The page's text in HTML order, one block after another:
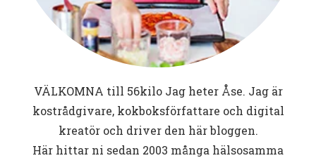
VÄLKOMNA till 56kiloJag heter Åse. Jag är
kostrådgivare, kokboksförfattare och digital
kreatör och driver den här bloggen.
Här hittar ni sedan 2003 många hälsosamma